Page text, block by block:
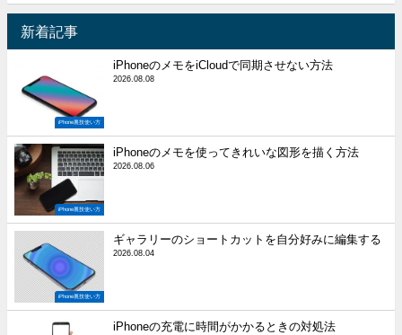
新着記事
iPhone裏技使い方
iPhoneのメモをiCloudで同期させない方法
2026.08.08
iPhone裏技使い方
iPhoneのメモを使ってきれいな図形を描く方法
2026.08.06
iPhone裏技使い方
ギャラリーのショートカットを自分好みに編集する
2026.08.04
iPhoneの充電に時間がかかるときの対処法